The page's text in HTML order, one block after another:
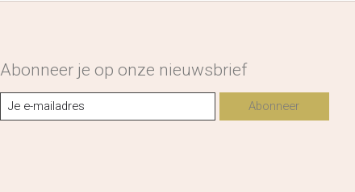
Abonneer je op onze nieuwsbrief
Abonneer